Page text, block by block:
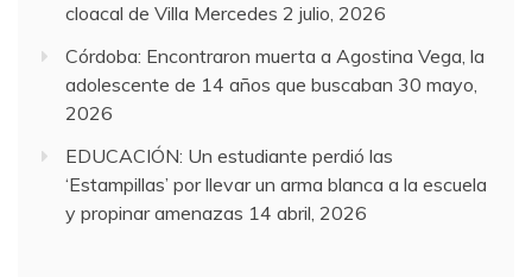
cloacal de Villa Mercedes 2 julio, 2026
Córdoba: Encontraron muerta a Agostina Vega, la
adolescente de 14 años que buscaban 30 mayo,
2026
EDUCACIÓN: Un estudiante perdió las
‘Estampillas’ por llevar un arma blanca a la escuela
y propinar amenazas 14 abril, 2026